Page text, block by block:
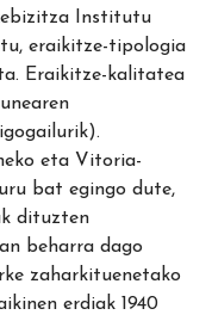
Institutu
eraikitze-tipologia
Eraikitze-kalitatea
eta Vitoria-
bat egingo dute,
dituzten
beharra dago
zaharkituenetako
erdiak 1940